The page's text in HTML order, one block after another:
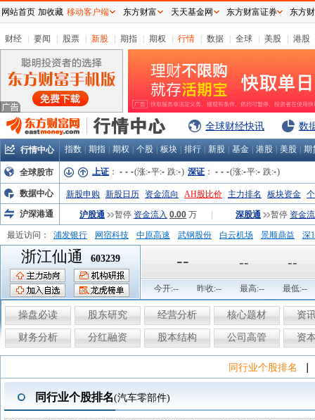
财经 要闻 股票 新股 期指 期权 行情 数据 全球 美股 港股
全球财经快讯 数
行情中心 指数 期指 期权 个股 板块 排行 新股 基金 港股 美股 期
全球股市 上证 ： - - -(涨:-平:- 跌:-) 深证 ： - - -(涨:-平:- 跌:-)
数据中心 新股申购 新股日历 资金流向 AH股比价 主力排名 板块资金
沪深港通
沪股通 暂停 资金流入 0.00 万 深股通 暂停 资金
最近访问： 浦发银行 网宿科技 中原高速 武钢股份 白云机场 景顺鼎益
深
弘业股份
富临运业
浙江仙通 603239 -- -- --
今开:-- 昨收:-- 最高:-- 最低:--
操盘必读 股东研究 经营分析 核心题材 资
财务分析 分红融资 股本结构 公司高管 资
同行业个股排名
同行业个股排名(汽车零部件)
网站首页 加收藏 移动客户端 东方财富 天天基金网 东方财富证券 东方